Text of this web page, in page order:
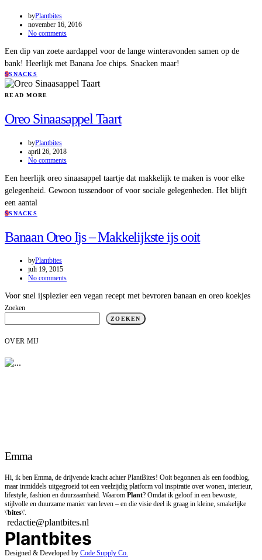
byPlantbites
november 16, 2016
No comments
Een dip van zoete aardappel voor de lange winteravonden samen op de
bank! Heerlijk met Banana Joe chips. Snacken maar!
SSNACKS
READ MORE
Oreo Sinaasappel Taart
byPlantbites
april 26, 2018
No comments
Een heerlijk oreo sinaasappel taartje dat makkelijk te maken is voor elke
gelegenheid. Gewoon tussendoor of voor sociale gelegenheden. Het blijft
een aantal
SSNACKS
Banaan Oreo Ijs – Makkelijkste ijs ooit
byPlantbites
juli 19, 2015
No comments
Voor snel ijsplezier een vegan recept met bevroren banaan en oreo koekjes
Zoeken
ZOEKEN
OVER MIJ
Emma
Hi, ik ben Emma, de drijvende kracht achter PlantBites! Ooit begonnen als een foodblog,
maar inmiddels uitgegroeid tot een veelzijdig platform vol inspiratie over wonen, interieur,
lifestyle, fashion en duurzaamheid. Waarom Plant? Omdat ik geloof in een bewuste,
stijlvolle en duurzame manier van leven – en die visie deel ik graag in kleine, smakelijke
\'bites\'.
redactie@plantbites.nl
Plantbites
Designed & Developed by Code Supply Co.